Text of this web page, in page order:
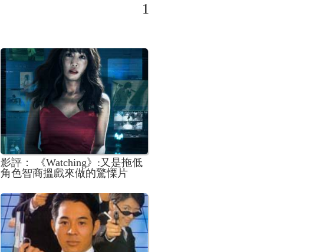
1
影評： 《Watching》:又是拖低
角色智商搵戲來做的驚慄片